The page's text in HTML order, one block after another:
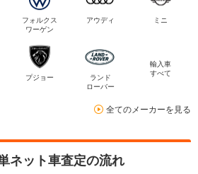
フォルクス
ワーゲン
アウディ ミニ
プジョー
ランド
ローバー
輸入車
すべて
全てのメーカーを見る
ネット車査定の流れ